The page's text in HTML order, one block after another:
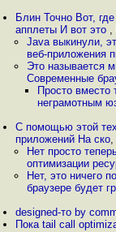
Блин Точно Вот,
апплеты И вот это ,
Java выкинули,
веб-приложения
Это называется
Современные
Просто вместо
неграмотным
С помощью этой
приложений На ско
Нет просто
оптимизации
Нет, это ничего
браузере будет
designed-то by
Пока tail call